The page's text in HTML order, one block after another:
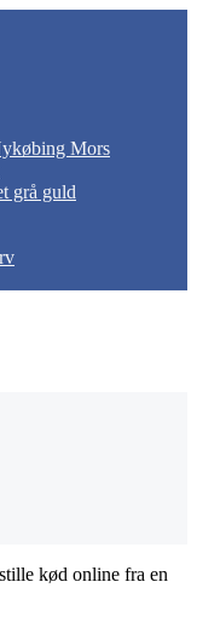
Mors
grå guld
kød online fra en